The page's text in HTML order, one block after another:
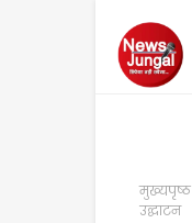
मुख्यपृष्ठ
उद्घाटन